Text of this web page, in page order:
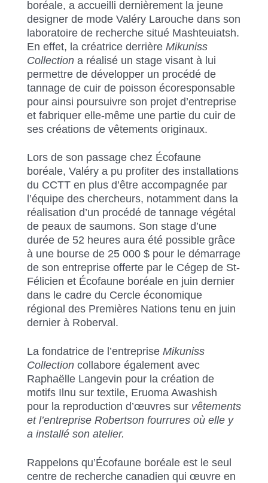
boréale, a accueilli dernièrement la jeune
designer de mode Valéry Larouche dans son
laboratoire de recherche situé Mashteuiatsh.
En effet, la créatrice derrière Mikuniss
Collection a réalisé un stage visant à lui
permettre de développer un procédé de
tannage de cuir de poisson écoresponsable
pour ainsi poursuivre son projet d’entreprise
et fabriquer elle-même une partie du cuir de
ses créations de vêtements originaux.
Lors de son passage chez Écofaune
boréale, Valéry a pu profiter des installations
du CCTT en plus d’être accompagnée par
l’équipe des chercheurs, notamment dans la
réalisation d’un procédé de tannage végétal
de peaux de saumons. Son stage d’une
durée de 52 heures aura été possible grâce
à une bourse de 25 000 $ pour le démarrage
de son entreprise offerte par le Cégep de St-
Félicien et Écofaune boréale en juin dernier
dans le cadre du Cercle économique
régional des Premières Nations tenu en juin
dernier à Roberval.
La fondatrice de l’entreprise Mikuniss
Collection collabore également avec
Raphaëlle Langevin pour la création de
motifs Ilnu sur textile, Eruoma Awashish
pour la reproduction d’œuvres sur vêtements
et l’entreprise Robertson fourrures où elle y
a installé son atelier.
Rappelons qu’Écofaune boréale est le seul
centre de recherche canadien qui œuvre en